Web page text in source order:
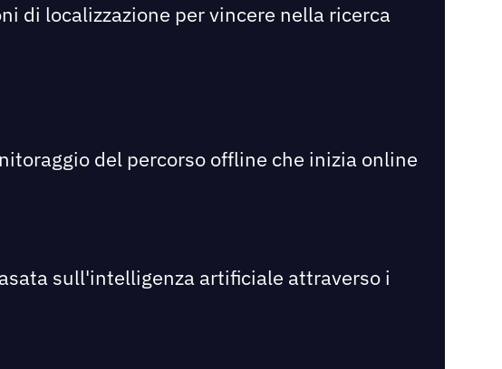
di localizzazione per vincere nella ricerca
del percorso offline che inizia online
sull'intelligenza artificiale attraverso i